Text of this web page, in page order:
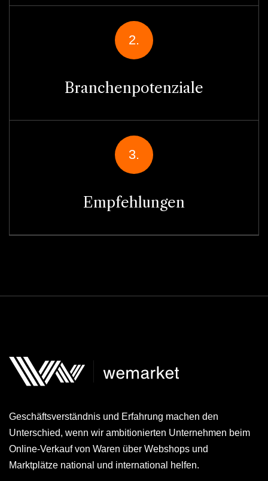
2.
Branchenpotenziale
3.
Empfehlungen
Geschäftsverständnis und Erfahrung machen den
Unterschied, wenn wir ambitionierten Unternehmen beim
Online-Verkauf von Waren über Webshops und
Marktplätze national und international helfen.